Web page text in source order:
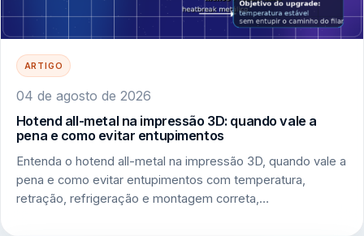
ARTIGO
04 de agosto de 2026
Hotend all-metal na impressão 3D: quando vale a
pena e como evitar entupimentos
Entenda o hotend all-metal na impressão 3D, quando vale a
pena e como evitar entupimentos com temperatura,
retração, refrigeração e montagem correta,…